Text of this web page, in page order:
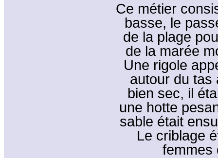
Ce métier
basse, le
de la plage
de la marée
Une rigole
autour du tas
bien sec, il
une hotte
sable était
Le criblage
femmes